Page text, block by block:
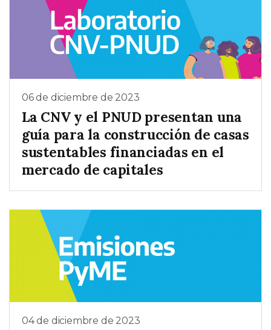
06 de diciembre de 2023
La CNV y el PNUD presentan una
guía para la construcción de casas
sustentables financiadas en el
mercado de capitales
04 de diciembre de 2023